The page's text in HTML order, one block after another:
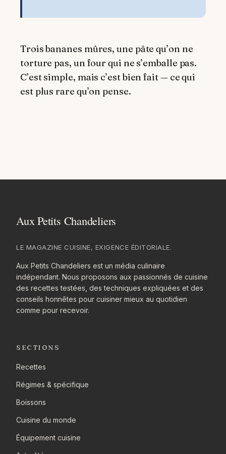
Trois bananes mûres, une pâte qu’on ne
torture pas, un four qui ne s’emballe pas.
C’est simple, mais c’est bien fait — ce qui
est plus rare qu’on pense.
LE MAGAZINE CUISINE, EXIGENCE ÉDITORIALE.
Aux Petits Chandeliers est un média culinaire
indépendant. Nous proposons aux passionnés de cuisine
des recettes testées, des techniques expliquées et des
conseils honnêtes pour cuisiner mieux au quotidien
comme pour recevoir.
SECTIONS
Recettes
Régimes & spécifique
Boissons
Cuisine du monde
Équipement cuisine